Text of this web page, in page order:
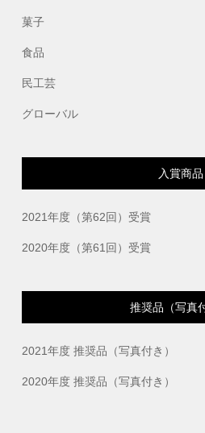
菓子
食品
民工芸
グローバル
入賞商品
2021年度（第62回）受賞
2020年度（第61回）受賞
推奨品（写真
2021年度 推奨品（写真付き）
2020年度 推奨品（写真付き）